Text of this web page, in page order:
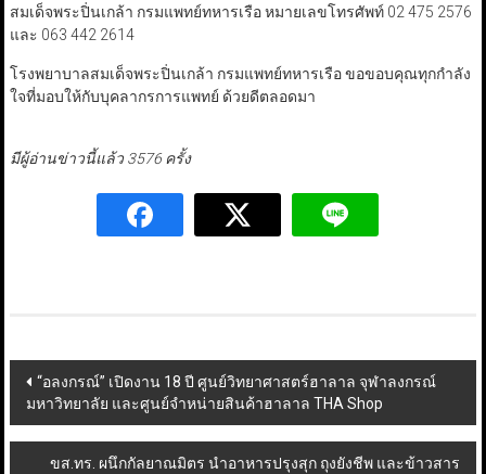
สมเด็จพระปิ่นเกล้า กรมแพทย์ทหารเรือ หมายเลขโทรศัพท์ 02 475 2576
และ 063 442 2614
โรงพยาบาลสมเด็จพระปิ่นเกล้า กรมแพทย์ทหารเรือ ขอขอบคุณทุกกำลัง
ใจที่มอบให้กับบุคลากรการแพทย์ ด้วยดีตลอดมา
มีผู้อ่านข่าวนี้แล้ว 3576 ครั้ง
Post
navigation
“อลงกรณ์” เปิดงาน 18 ปี ศูนย์วิทยาศาสตร์ฮาลาล จุฬาลงกรณ์
มหาวิทยาลัย และศูนย์จำหน่ายสินค้าฮาลาล THA Shop
ขส.ทร. ผนึกกัลยาณมิตร นำอาหารปรุงสุก ถุงยังชีพ และข้าวสาร